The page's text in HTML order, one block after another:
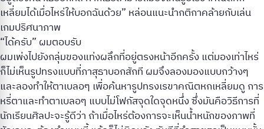
เหลี่ยมได้เมื่อไหร่ให้บอกฉันด้วย” หล่อนแนะนำกติกาคล้ายกับเล่น
เกมปริศนาภาพ
“ได้ครับ” ผมตอบรับ
ผมเพ่งไปยังกลุ่มของแท่งผลึกที่อยู่ตรงหน้าอีกครั้ง แต่มองเท่าไหร่
ก็ไม่เห็นรูปทรงแบบที่ภาสุธาบอกสักที ผมจึงลองมองแบบกว้างๆ
และลองทำให้ตาเบลอๆ เพื่อค้นหารูปทรงเรขาคณิตหกเหลี่ยมดู การ
หรี่ตาและทำตาเบลอๆ แบบไม่โฟกัสจุดใดจุดหนึ่ง ซึ่งมันคือวิธีการที่
นักเรียนศิลปะจะรู้ดีว่า ถ้าเมื่อไหร่ต้องการจะเห็นน้ำหนักของภาพที่